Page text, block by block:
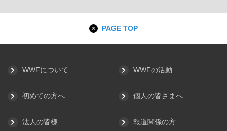
PAGE TOP
WWFについて WWFの活動
初めての方へ 個人の皆さまへ
法人の皆様 報道関係の方